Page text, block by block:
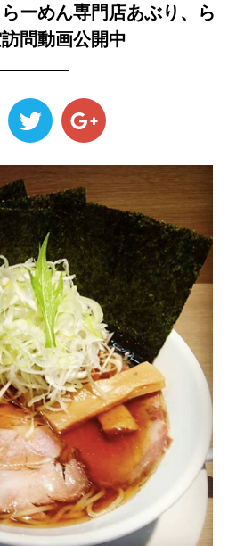
ーめん専門店あぶり、ら
問動画公開中